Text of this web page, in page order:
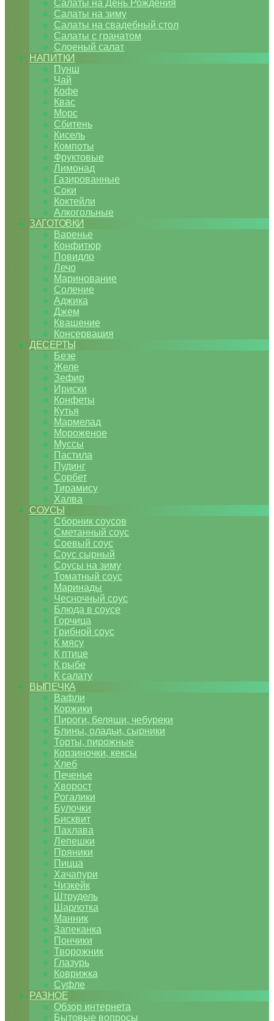
Салаты на День Рождения
Салаты на зиму
Салаты на свадебный стол
Салаты с гранатом
Слоеный салат
НАПИТКИ
Пунш
Чай
Кофе
Квас
Морс
Сбитень
Кисель
Компоты
Фруктовые
Лимонад
Газированные
Соки
Коктейли
Алкогольные
ЗАГОТОВКИ
Варенье
Конфитюр
Повидло
Лечо
Маринование
Соление
Аджика
Джем
Квашение
Консервация
ДЕСЕРТЫ
Безе
Желе
Зефир
Ириски
Конфеты
Кутья
Мармелад
Мороженое
Муссы
Пастила
Пудинг
Сорбет
Тирамису
Халва
СОУСЫ
Сборник соусов
Сметанный соус
Соевый соус
Соус сырный
Соусы на зиму
Томатный соус
Маринады
Чесночный соус
Блюда в соусе
Горчица
Грибной соус
К мясу
К птице
К рыбе
К салату
ВЫПЕЧКА
Вафли
Коржики
Пироги, беляши, чебуреки
Блины, оладьи, сырники
Торты, пирожные
Корзиночки, кексы
Хлеб
Печенье
Хворост
Рогалики
Булочки
Бисквит
Пахлава
Лепешки
Пряники
Пицца
Хачапури
Чизкейк
Штрудель
Шарлотка
Манник
Запеканка
Пончики
Творожник
Глазурь
Коврижка
Суфле
РАЗНОЕ
Обзор интернета
Бытовые вопросы